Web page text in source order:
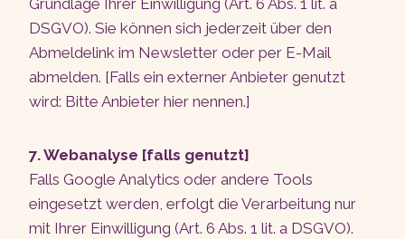
Grundlage Ihrer Einwilligung (Art. 6 Abs. 1 lit. a
DSGVO). Sie können sich jederzeit über den
Abmeldelink im Newsletter oder per E-Mail
abmelden. [Falls ein externer Anbieter genutzt
wird: Bitte Anbieter hier nennen.]
7. Webanalyse [falls genutzt]
Falls Google Analytics oder andere Tools
eingesetzt werden, erfolgt die Verarbeitung nur
mit Ihrer Einwilligung (Art. 6 Abs. 1 lit. a DSGVO).